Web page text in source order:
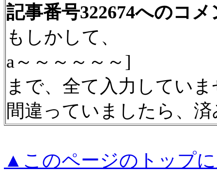
記事番号322674へのコメ
もしかして、
a～～～～～～]
まで、全て入力してい
間違っていましたら、
▲このページのトップ